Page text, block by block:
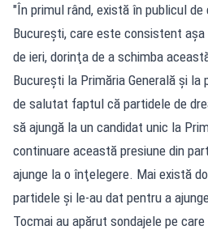
"În primul rând, există în publicul
Bucureşti, care este consistent
de ieri, dorinţa de a schimba
Bucureşti la Primăria Generală şi
de salutat faptul că partidele de
să ajungă la un candidat unic la
continuare această presiune din
ajunge la o înţelegere. Mai există
partidele şi le-au dat pentru a
Tocmai au apărut sondajele pe